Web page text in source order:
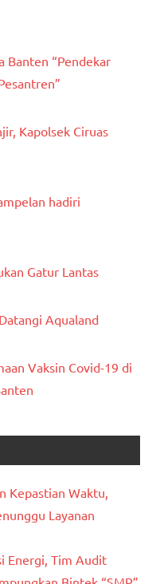
Banten “Pendekar
Kapolsek Ciruas
hadiri
Gatur Lantas
Aqualand
Vaksin Covid-19 di
Kepastian Waktu,
Layanan
Energi, Tim Audit